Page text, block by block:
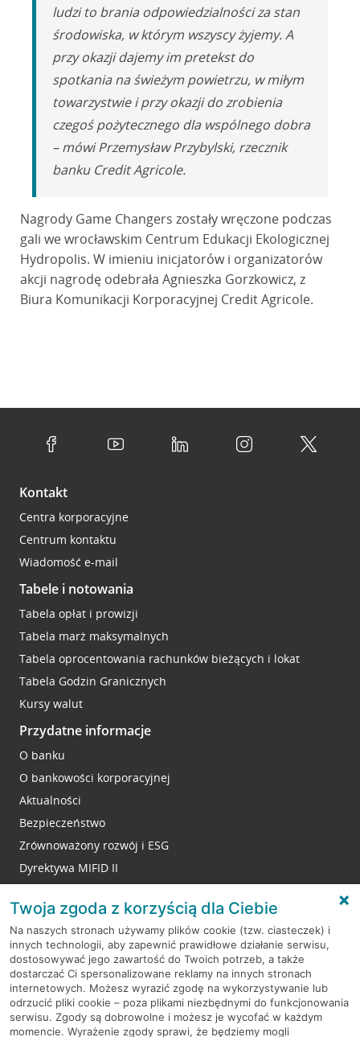
ludzi to brania odpowiedzialności za stan
środowiska, w którym wszyscy żyjemy. A
przy okazji dajemy im pretekst do
spotkania na świeżym powietrzu, w miłym
towarzystwie i przy okazji do zrobienia
czegoś pożytecznego dla wspólnego dobra
– mówi Przemysław Przybylski, rzecznik
banku Credit Agricole.
Nagrody Game Changers zostały wręczone podczas
gali we wrocławskim Centrum Edukacji Ekologicznej
Hydropolis. W imieniu inicjatorów i organizatorów
akcji nagrodę odebrała Agnieszka Gorzkowicz, z
Biura Komunikacji Korporacyjnej Credit Agricole.
Kontakt
Centra korporacyjne
Centrum kontaktu
Wiadomość e-mail
Tabele i notowania
Tabela opłat i prowizji
Tabela marż maksymalnych
Tabela oprocentowania rachunków bieżących i lokat
Tabela Godzin Granicznych
Kursy walut
Przydatne informacje
O banku
O bankowości korporacyjnej
Aktualności
Bezpieczeństwo
Zrównoważony rozwój i ESG
Dyrektywa MIFID II
RODO
Regulamin serwisu
Mapa serwisu
Twoja zgoda z korzyścią dla Ciebie
Na naszych stronach używamy plików cookie (tzw. ciasteczek) i
innych technologii, aby zapewnić prawidłowe działanie serwisu,
dostosowywać jego zawartość do Twoich potrzeb, a także
dostarczać Ci spersonalizowane reklamy na innych stronach
internetowych. Możesz wyrazić zgodę na wykorzystywanie lub
odrzucić pliki cookie – poza plikami niezbędnymi do funkcjonowania
serwisu. Zgody są dobrowolne i możesz je wycofać w każdym
momencie. Wyrażenie zgody sprawi, że będziemy mogli